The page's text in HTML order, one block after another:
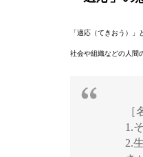
「適応（てきおう）」
社会や組織などの人間
［
1.
2.